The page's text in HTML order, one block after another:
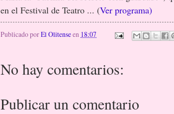
en el Festival de Teatro ... (Ver programa)
Publicado porEl Olitenseen 18:07
No hay comentarios:
Publicar un comentario